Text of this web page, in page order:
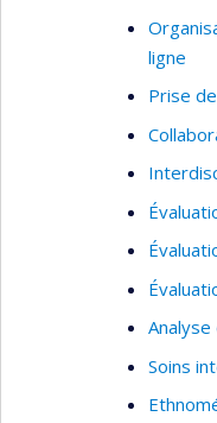
ligne
Prise
Soins